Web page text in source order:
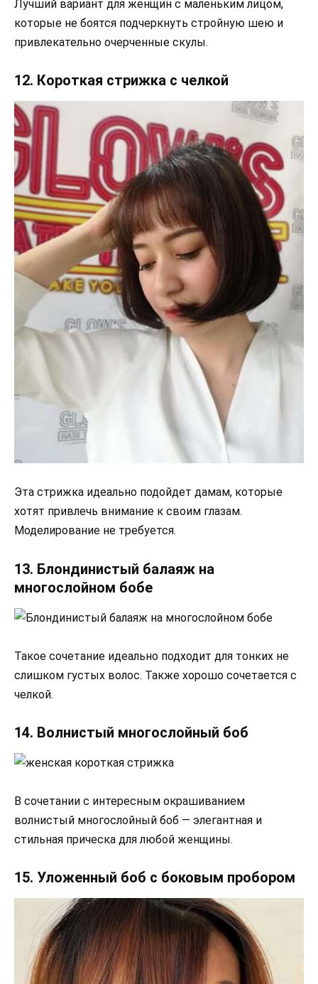
Лучший вариант для женщин с маленьким лицом,
которые не боятся подчеркнуть стройную шею и
привлекательно очерченные скулы.
12. Короткая стрижка с челкой
Эта стрижка идеально подойдет дамам, которые
хотят привлечь внимание к своим глазам.
Моделирование не требуется.
13. Блондинистый балаяж на
многослойном бобе
Такое сочетание идеально подходит для тонких не
слишком густых волос. Также хорошо сочетается с
челкой.
14. Волнистый многослойный боб
В сочетании с интересным окрашиванием
волнистый многослойный боб — элегантная и
стильная прическа для любой женщины.
15. Уложенный боб с боковым пробором